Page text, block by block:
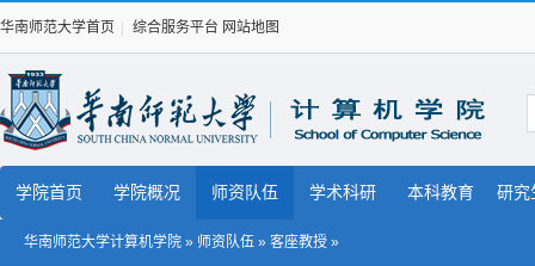
华南师范大学首页 综合服务平台 网站地图
学院首页 学院概况 师资队伍 学术科研 本科教育 研究
华南师范大学计算机学院 » 师资队伍 » 客座教授 »